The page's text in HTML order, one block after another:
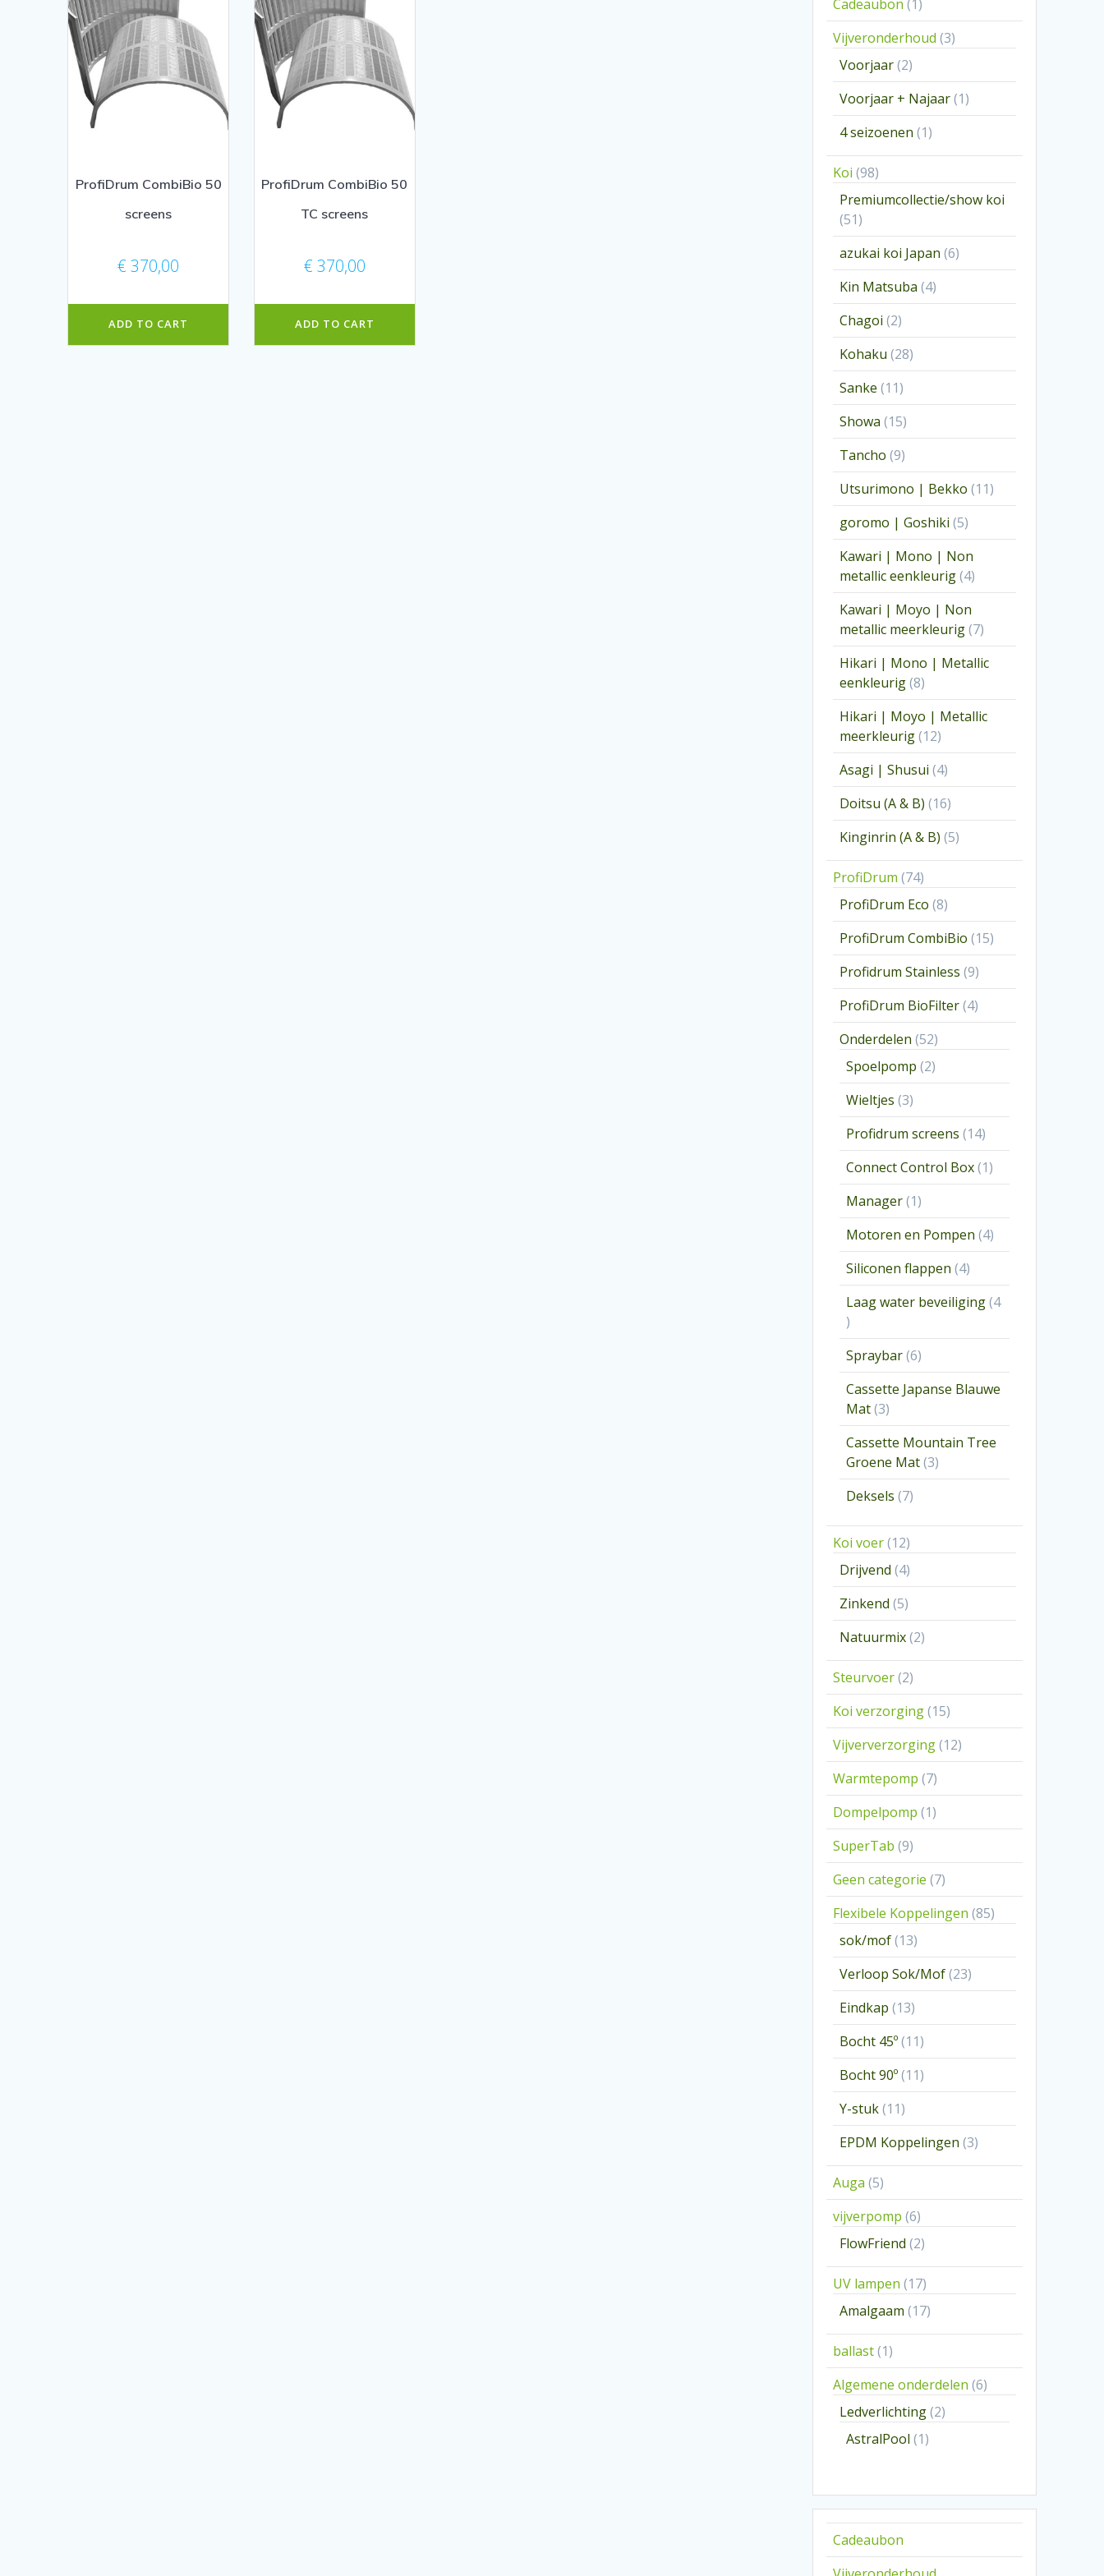
ProfiDrum CombiBio 50
screens
€ 370,00
ADD TO CART
ProfiDrum CombiBio 50
TC screens
€ 370,00
ADD TO CART
Cadeaubon 1
product
Vijveronderhoud 33
Voorjaar 22
producten
Voorjaar + Najaar 11
product
4 seizoenen 11
product
Koi 9898
producten
Premiumcollectie/show koi
5151
producten
azukai koi Japan 66
producten
Kin Matsuba 44
producten
Chagoi 22
producten
Kohaku 2828
producten
Sanke 1111
producten
Showa 1515
producten
Tancho 99
producten
Utsurimono | Bekko 1111
producten
goromo | Goshiki 55
producten
Kawari | Mono | Non
metallic eenkleurig 44
producten
Kawari | Moyo | Non
metallic meerkleurig 77
producten
Hikari | Mono | Metallic
eenkleurig 88
producten
Hikari | Moyo | Metallic
meerkleurig 1212
producten
Asagi | Shusui 44
producten
Doitsu (A & B) 1616
producten
Kinginrin (A & B) 55
producten
ProfiDrum 7474
producten
ProfiDrum Eco 88
producten
ProfiDrum CombiBio 1515
producten
Profidrum Stainless 99
producten
ProfiDrum BioFilter 44
producten
Onderdelen 5252
producten
Spoelpomp 22
producten
Wieltjes 33
producten
Profidrum screens 1414
producten
Connect Control Box 11
product
Manager 11
product
Motoren en Pompen 44
producten
Siliconen flappen 44
producten
Laag water beveiliging 4
4
producten
Spraybar 66
producten
Cassette Japanse Blauwe
Mat 33
producten
Cassette Mountain Tree
Groene Mat 33
producten
Deksels 77
Koi voer 1212
producten
Drijvend 44
producten
Zinkend 55
producten
Natuurmix 22
producten
Steurvoer 22
producten
Koi verzorging 1515
producten
Vijververzorging 1212
producten
Warmtepomp 77
producten
Dompelpomp 11
product
SuperTab 99
producten
Geen categorie 77
producten
Flexibele Koppelingen 8585
sok/mof 1313
producten
Verloop Sok/Mof 2323
producten
Eindkap 1313
producten
Bocht 45º 1111
producten
Bocht 90º 1111
producten
Y-stuk 1111
producten
EPDM Koppelingen 33
producten
Auga 55
producten
vijverpomp 66
producten
FlowFriend 22
producten
UV lampen 1717
producten
Amalgaam 1717
producten
ballast 11
product
Algemene onderdelen 66
Ledverlichting 22
AstralPool 11
Cadeaubon